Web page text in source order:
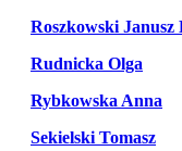
Roszkowski Janusz
Rudnicka Olga
Rybkowska Anna
Sekielski Tomasz